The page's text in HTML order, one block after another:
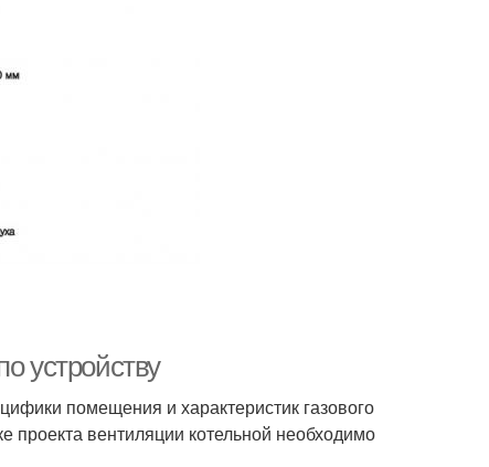
устройству
помещения и характеристик газового
проекта вентиляции котельной необходимо